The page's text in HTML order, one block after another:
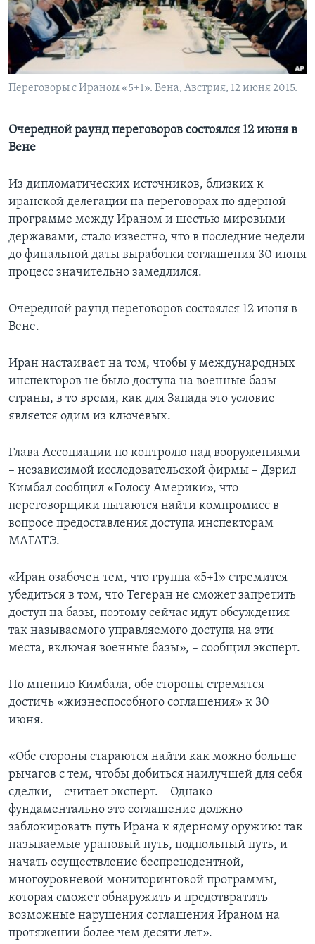
Learning English
СОЦИАЛЬНЫЕ СЕТИ
Языки
Переговоры с Ираном «5+1». Вена, Австрия, 12 июня 2015.
Очередной раунд переговоров состоялся 12 июня в
Вене
Из дипломатических источников, близких к
иранской делегации на переговорах по ядерной
программе между Ираном и шестью мировыми
державами, стало известно, что в последние недели
до финальной даты выработки соглашения 30 июня
процесс значительно замедлился.
Очередной раунд переговоров состоялся 12 июня в
Вене.
Иран настаивает на том, чтобы у международных
инспекторов не было доступа на военные базы
страны, в то время, как для Запада это условие
является одим из ключевых.
Глава Ассоциации по контролю над вооружениями
– независимой исследовательской фирмы – Дэрил
Кимбал сообщил «Голосу Америки», что
переговорщики пытаются найти компромисс в
вопросе предоставления доступа инспекторам
МАГАТЭ.
«Иран озабочен тем, что группа «5+1» стремится
убедиться в том, что Тегеран не сможет запретить
доступ на базы, поэтому сейчас идут обсуждения
так называемого управляемого доступа на эти
места, включая военные базы», – сообщил эксперт.
По мнению Кимбала, обе стороны стремятся
достичь «жизнеспособного соглашения» к 30
июня.
«Обе стороны стараются найти как можно больше
рычагов с тем, чтобы добиться наилучшей для себя
сделки, – считает эксперт. – Однако
фундаментально это соглашение должно
заблокировать путь Ирана к ядерному оружию: так
называемые урановый путь, подпольный путь, и
начать осуществление беспрецедентной,
многоуровневой мониторинговой программы,
которая сможет обнаружить и предотвратить
возможные нарушения соглашения Ираном на
протяжении более чем десяти лет».